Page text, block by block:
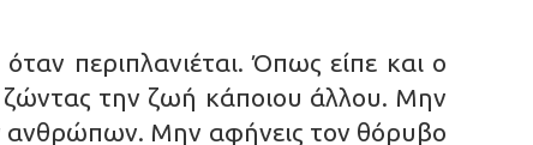
περιπλανιέται. Όπως είπε και ο
ζώντας την ζωή κάποιου άλλου. Μην
ανθρώπων. Μην αφήνεις τον θόρυβο